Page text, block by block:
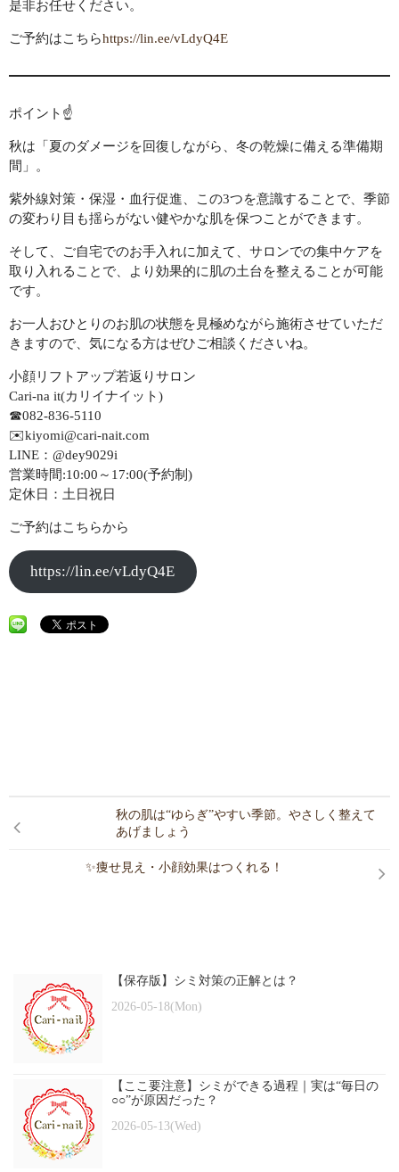
是非お任せください。
ご予約はこちらhttps://lin.ee/vLdyQ4E
ポイント☝️
秋は「夏のダメージを回復しながら、冬の乾燥に備える準備期
間」。
紫外線対策・保湿・血行促進、この3つを意識することで、季節
の変わり目も揺らがない健やかな肌を保つことができます。
そして、ご自宅でのお手入れに加えて、サロンでの集中ケアを
取り入れることで、より効果的に肌の土台を整えることが可能
です。
お一人おひとりのお肌の状態を見極めながら施術させていただ
きますので、気になる方はぜひご相談くださいね。
小顔リフトアップ若返りサロン
Cari-na it(カリイナイット)
☎082-836-5110
✉️kiyomi@cari-nait.com
LINE：@dey9029i
営業時間:10:00～17:00(予約制)
定休日：土日祝日
ご予約はこちらから
https://lin.ee/vLdyQ4E
秋の肌は“ゆらぎ”やすい季節。やさしく整えて
あげましょう
✨痩せ見え・小顔効果はつくれる！
【保存版】シミ対策の正解とは？
2026-05-18(Mon)
【ここ要注意】シミができる過程｜実は“毎日の
○○”が原因だった？
2026-05-13(Wed)